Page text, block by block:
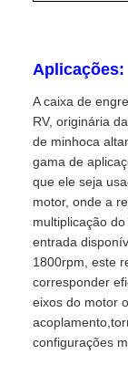
Aplicações:
A caixa de
RV, originária
de minhoca
gama de
que ele seja
motor, onde a
multiplicação
entrada
1800rpm, este
corresponder
eixos do motor
configurações